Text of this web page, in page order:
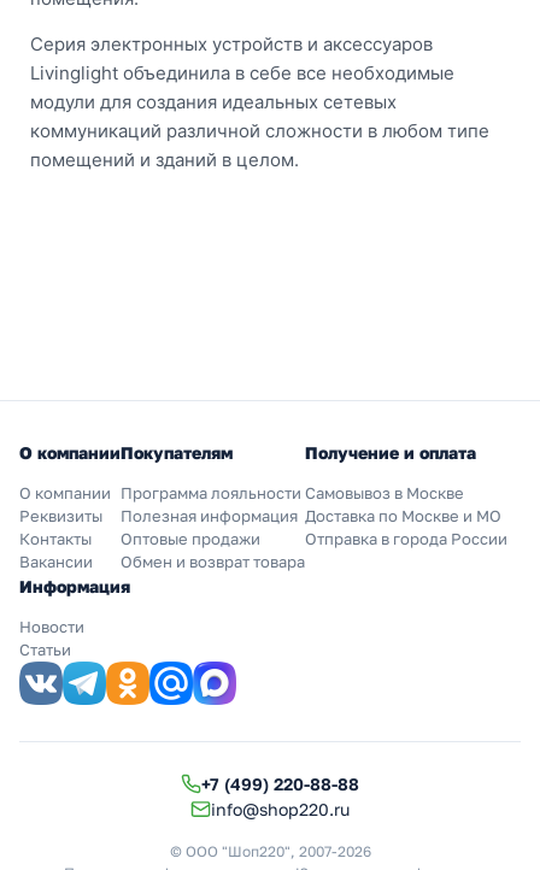
Серия электронных устройств и аксессуаров
Livinglight объединила в себе все необходимые
модули для создания идеальных сетевых
коммуникаций различной сложности в любом типе
помещений и зданий в целом.
О компании
О компании
Реквизиты
Контакты
Вакансии
Покупателям
Программа лояльности
Полезная информация
Оптовые продажи
Обмен и возврат товара
Получение и оплата
Самовывоз в Москве
Доставка по Москве и МО
Отправка в города России
Информация
Новости
Статьи
+7 (499) 220-88-88
info@shop220.ru
© ООО "Шоп220", 2007-2026